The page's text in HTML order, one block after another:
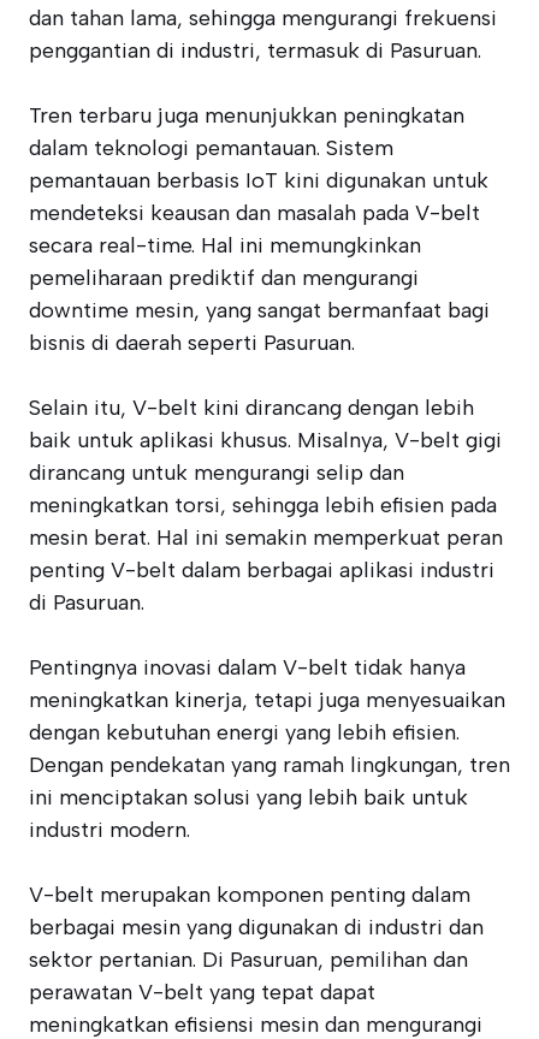
dan tahan lama, sehingga mengurangi frekuensi
penggantian di industri, termasuk di Pasuruan.
Tren terbaru juga menunjukkan peningkatan
dalam teknologi pemantauan. Sistem
pemantauan berbasis IoT kini digunakan untuk
mendeteksi keausan dan masalah pada V-belt
secara real-time. Hal ini memungkinkan
pemeliharaan prediktif dan mengurangi
downtime mesin, yang sangat bermanfaat bagi
bisnis di daerah seperti Pasuruan.
Selain itu, V-belt kini dirancang dengan lebih
baik untuk aplikasi khusus. Misalnya, V-belt gigi
dirancang untuk mengurangi selip dan
meningkatkan torsi, sehingga lebih efisien pada
mesin berat. Hal ini semakin memperkuat peran
penting V-belt dalam berbagai aplikasi industri
di Pasuruan.
Pentingnya inovasi dalam V-belt tidak hanya
meningkatkan kinerja, tetapi juga menyesuaikan
dengan kebutuhan energi yang lebih efisien.
Dengan pendekatan yang ramah lingkungan, tren
ini menciptakan solusi yang lebih baik untuk
industri modern.
V-belt merupakan komponen penting dalam
berbagai mesin yang digunakan di industri dan
sektor pertanian. Di Pasuruan, pemilihan dan
perawatan V-belt yang tepat dapat
meningkatkan efisiensi mesin dan mengurangi